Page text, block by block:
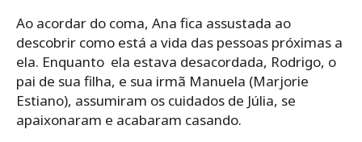
Ao acordar do coma, Ana fica assustada ao
descobrir como está a vida das pessoas próximas a
ela. Enquanto ela estava desacordada, Rodrigo, o
pai de sua filha, e sua irmã Manuela (Marjorie
Estiano), assumiram os cuidados de Júlia, se
apaixonaram e acabaram casando.